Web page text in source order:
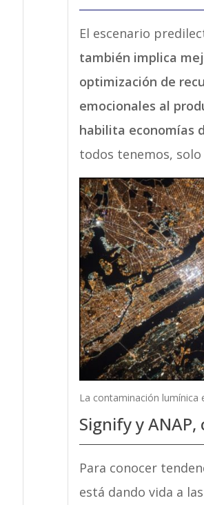
El escenario
también implica
optimización de
emocionales al
habilita economías
todos tenemos,
La contaminación lumínica
Signify y
Para conocer
está dando vida a